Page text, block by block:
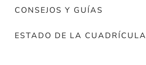
CONSEJOS Y GUÍAS
ESTADO DE LA CUADRÍCULA